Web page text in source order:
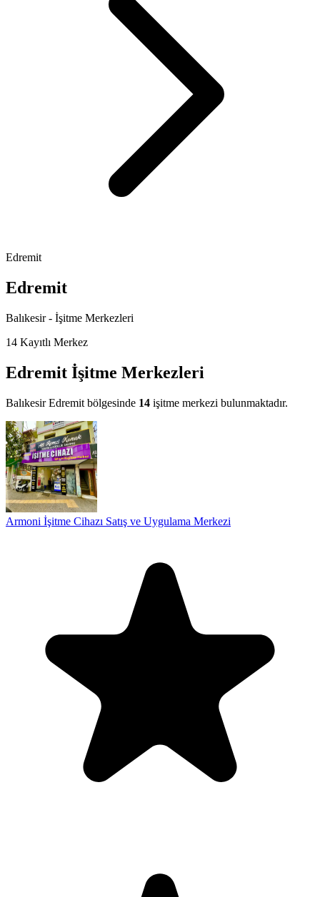
Edremit
Edremit
Balıkesir - İşitme Merkezleri
14 Kayıtlı Merkez
Edremit İşitme Merkezleri
Balıkesir Edremit bölgesinde 14 işitme merkezi bulunmaktadır.
Armoni İşitme Cihazı Satış ve Uygulama Merkezi